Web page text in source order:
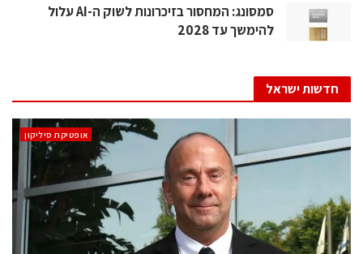
סמסונג: המחסור בזיכרונות לשוק ה-AI עלול
להימשך עד 2028
חדשות ישראל
אופטיקת סיליקון